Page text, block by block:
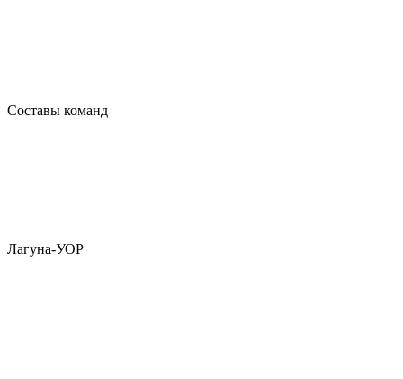
Составы команд
Лагуна-УОР